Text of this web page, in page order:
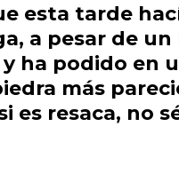
esta tarde
a pesar de
ha podido en
más
es resaca, no